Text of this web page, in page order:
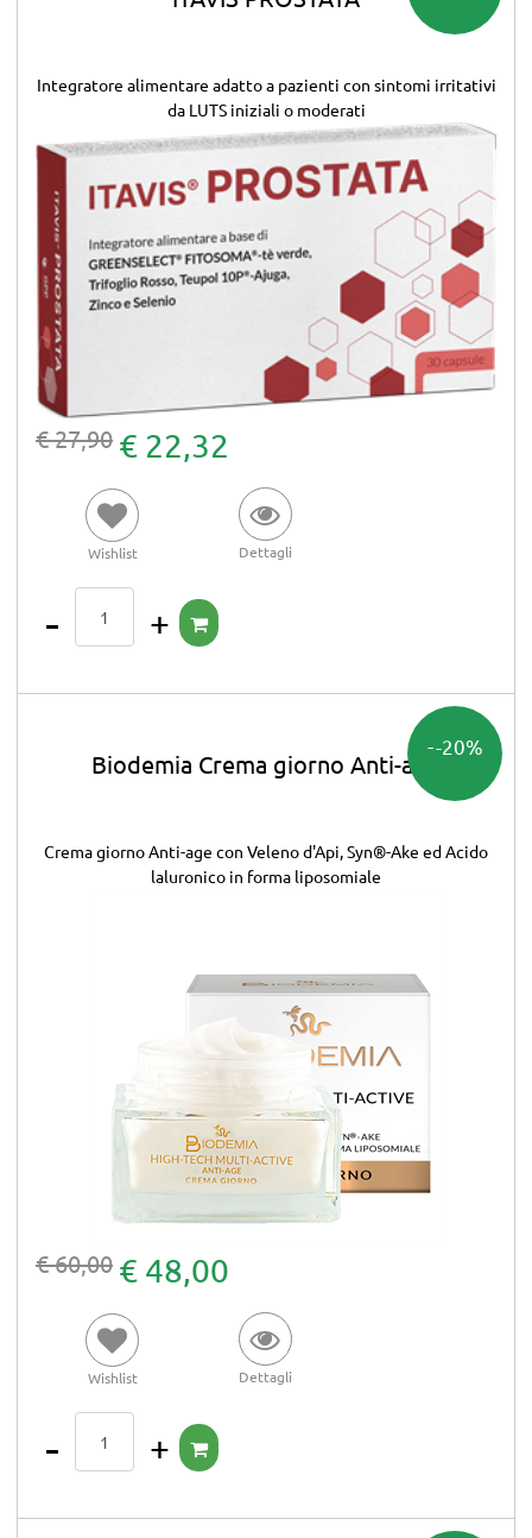
Integratore alimentare adatto a pazienti con sintomi irritativi
da LUTS iniziali o moderati
€ 27,90 € 22,32
Wishlist Dettagli
-20%
Biodemia Crema giorno Anti-age
Crema giorno Anti-age con Veleno d'Api, Syn®-Ake ed Acido
laluronico in forma liposomiale
€ 60,00 € 48,00
Wishlist Dettagli